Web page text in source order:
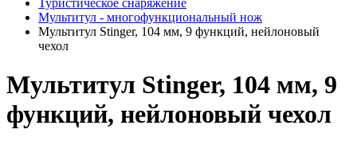
Туристическое снаряжение
Мультитул - многофункциональный нож
Мультитул Stinger, 104 мм, 9 функций, нейлоновый
чехол
Мультитул Stinger, 104 мм, 9
функций, нейлоновый чехол